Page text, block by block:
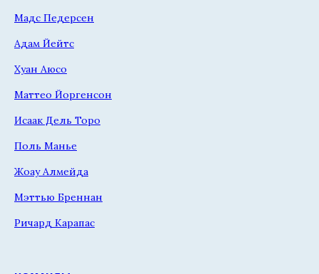
Мадс Педерсен
Адам Йейтс
Хуан Аюсо
Маттео Йоргенсон
Исаак Дель Торо
Поль Манье
Жоау Алмейда
Мэттью Бреннан
Ричард Карапас